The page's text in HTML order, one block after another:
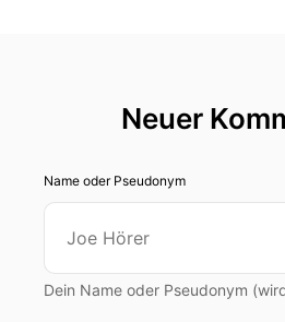
00:00:26: Viele Mythen der
empirisch widerlegt.
00:00:29: Trotzdem bleiben
verschwenden Budget und
Wirkung.
00:00:34: Und aus
Neuer
Name oder Pseudonym
Dein Name oder Pseudonym